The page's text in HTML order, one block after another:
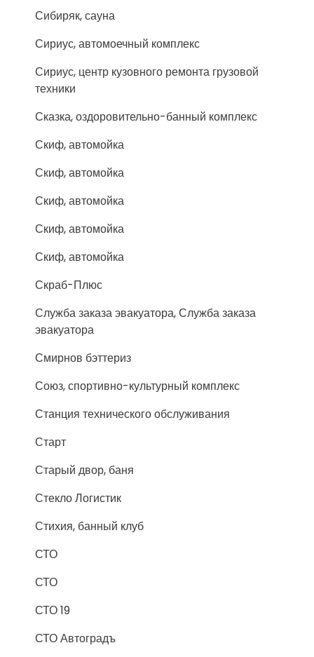
Сибиряк, сауна
Сириус, автомоечный комплекс
Сириус, центр кузовного ремонта грузовой
техники
Сказка, оздоровительно-банный комплекс
Скиф, автомойка
Скиф, автомойка
Скиф, автомойка
Скиф, автомойка
Скиф, автомойка
Скраб-Плюс
Служба заказа эвакуатора, Служба заказа
эвакуатора
Смирнов бэттериз
Союз, спортивно-культурный комплекс
Станция технического обслуживания
Старт
Старый двор, баня
Стекло Логистик
Стихия, банный клуб
СТО
СТО
СТО 19
СТО Автоградъ